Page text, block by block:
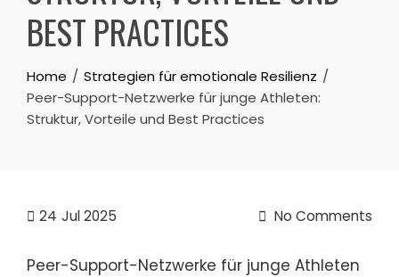
BEST PRACTICES
Home
Strategien für emotionale Resilienz
Peer-Support-Netzwerke für junge Athleten:
Struktur, Vorteile und Best Practices
24 Jul 2025 No Comments
Peer-Support-Netzwerke für junge Athleten